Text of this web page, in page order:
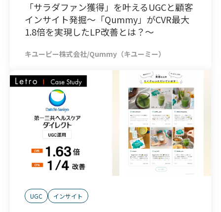
「サラダファン獲得」を叶えるUGCと顧客
インサイト発掘～「Qummy」がCVR最大
1.8倍を実現したLP改善とは？～
キユーピー株式会社/Qummy（キユーミー）
UGC インサイト